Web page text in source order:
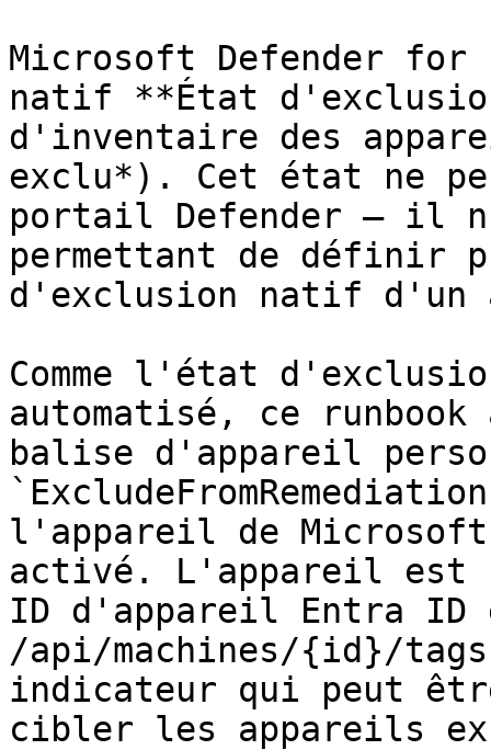
Microsoft Defender for
natif **État
d'inventaire des
exclu*). Cet état ne
portail Defender — il
permettant de définir
d'exclusion natif d'un
Comme l'état
automatisé, ce
balise d'appareil
l'appareil de
activé. L'appareil est
ID d'appareil Entra ID
/api/machines/{id}/
indicateur qui peut
cibler les appareils